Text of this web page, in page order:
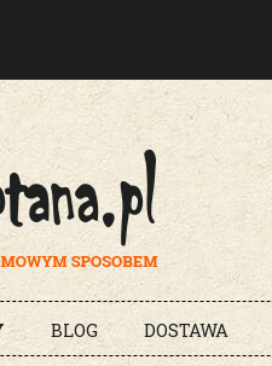
BLOG DOSTAWA